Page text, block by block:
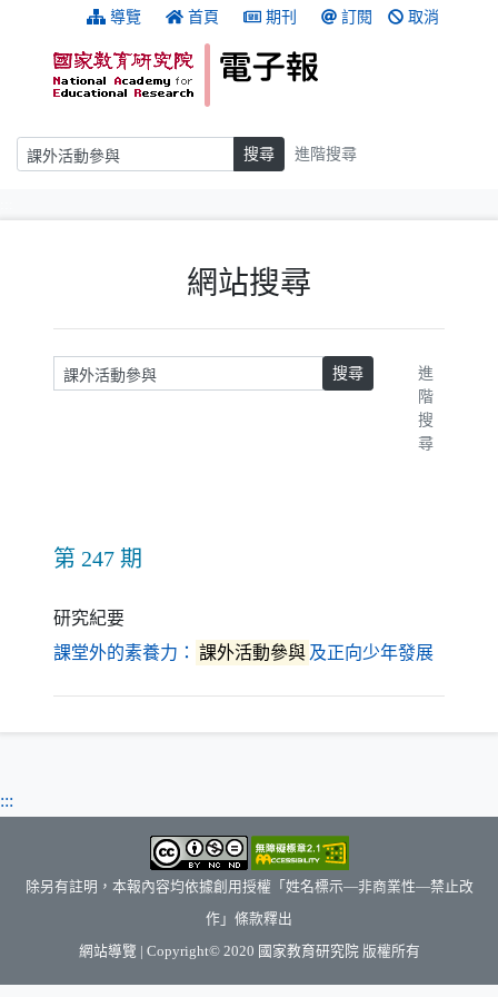
跳到主要內容 導覽 首頁 期刊 訂閱 取消
搜尋 搜尋 進階搜尋
網站搜尋
請輸入關鍵字 搜尋
進
階
搜
尋
第 247 期
研究紀要
課堂外的素養力： 課外活動參與 及正向少年發展（另開
:::
除另有註明，本報內容均依據創用授權「姓名標示—非商業性—禁止改
作」條款釋出
網站導覽 | Copyright© 2020 國家教育研究院（另開新視窗）
版權所有